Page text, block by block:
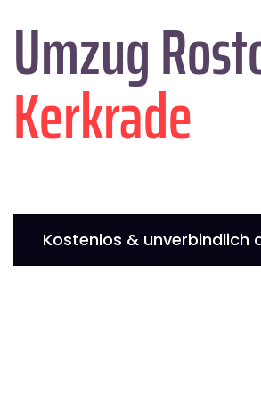
Umzug
Kerkrade
Kostenlos & unverbindlich